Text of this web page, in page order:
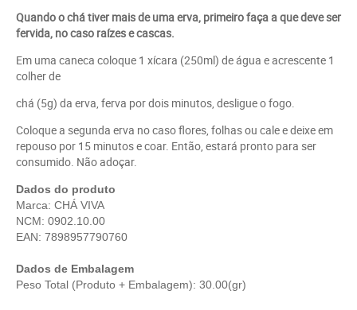
Quando o chá tiver mais de uma erva, primeiro faça a que deve ser
fervida, no caso raízes e cascas.
Em uma caneca coloque 1 xícara (250ml) de água e acrescente 1
colher de
chá (5g) da erva, ferva por dois minutos, desligue o fogo.
Coloque a segunda erva no caso flores, folhas ou cale e deixe em
repouso por 15 minutos e coar. Então, estará pronto para ser
consumido. Não adoçar.
Dados do produto
Marca: CHÁ VIVA
NCM: 0902.10.00
EAN: 7898957790760
Dados de Embalagem
Peso Total (Produto + Embalagem): 30.00(gr)